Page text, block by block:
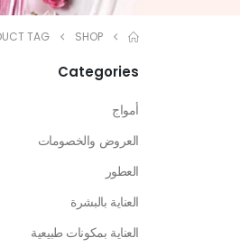
SHOP
TAG -
Categories
أمواج
العروض والخصومات
العطور
العناية بالبشرة
العناية بمكونات طبيعية